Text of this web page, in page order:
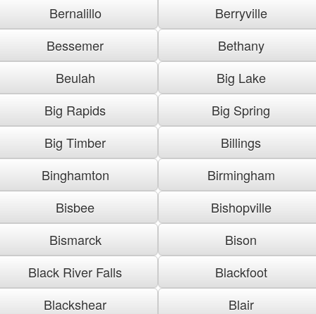
Bernalillo
Berryville
Bessemer
Bethany
Beulah
Big Lake
Big Rapids
Big Spring
Big Timber
Billings
Binghamton
Birmingham
Bisbee
Bishopville
Bismarck
Bison
Black River Falls
Blackfoot
Blackshear
Blair